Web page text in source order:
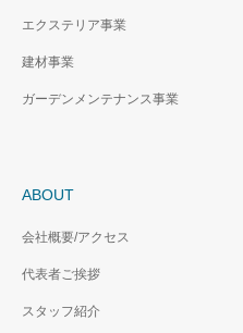
エクステリア事業
建材事業
ガーデンメンテナンス事業
ABOUT
会社概要/アクセス
代表者ご挨拶
スタッフ紹介